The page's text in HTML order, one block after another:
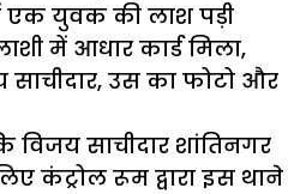
एक युवक की लाश पड़ी
में आधार कार्ड मिला,
उस का फोटो और
विजय साचीदार शांतिनगर
कंट्रोल रूम द्वारा इस थाने